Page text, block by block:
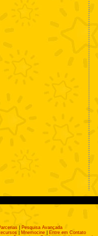
Pesquisa Avançada
Mnemocine|
Entre em Contato